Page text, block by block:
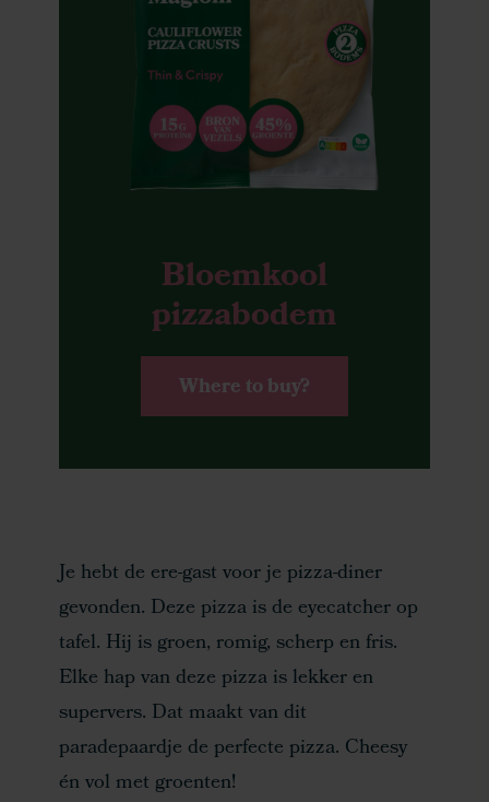
Bloemkool
pizzabodem
Where to buy?
Je hebt de ere-gast voor je pizza-diner
gevonden. Deze pizza is de eyecatcher op
tafel. Hij is groen, romig, scherp en fris.
Elke hap van deze pizza is lekker en
supervers. Dat maakt van dit
paradepaardje de perfecte pizza. Cheesy
én vol met groenten!